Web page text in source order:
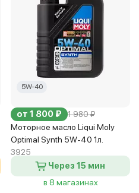
5W-40
от 1 800 ₽ 1 980 ₽
Моторное масло Liqui Moly
Optimal Synth 5W-40 1л.
3925
Через 15 мин
в 8 магазинах